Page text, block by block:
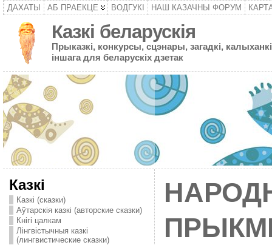
ДАХАТЫ АБ ПРАЕКЦЕ ВОДГУКІ НАШ КАЗАЧНЫ ФОРУМ
Казкі беларускія
Прыказкі, конкурсы, сцэнары, загадкі,
іншага для беларускіх дзетак
Казкі
Казкі (сказки)
Аўтарскія казкі (авторские сказки)
Кнігі цалкам
Лінгвістычныя казкі
(лингвистические сказки)